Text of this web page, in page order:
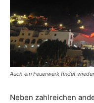
Auch ein Feuerwerk findet
Neben zahlreichen